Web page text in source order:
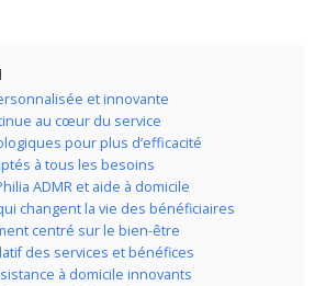
et innovante
au cœur du service
pour plus d’efficacité
à tous les besoins
ADMR et aide à domicile
changent la vie des bénéficiaires
centré sur le bien-être
des services et bénéfices
à domicile innovants